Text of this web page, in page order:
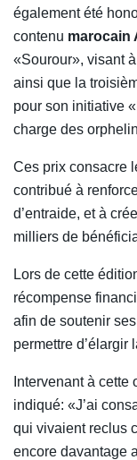
également été
contenu marocain
«Sourour», visant
ainsi que la
pour son initiative
charge des
Ces prix consacre
contribué à
d’entraide, et à
milliers de
Lors de cette
récompense
afin de soutenir ses
permettre d’élargir
Intervenant à
indiqué: «J’ai
qui vivaient reclus
encore davantage